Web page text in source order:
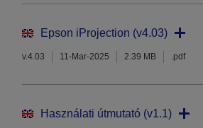
Epson iProjection (v4.03)
v.4.03 11-Mar-2025 2.39 MB .pdf
Használati útmutató (v1.1)